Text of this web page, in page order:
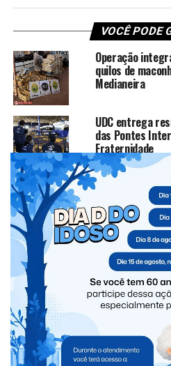
VOCÊ PODE
Operação
quilos de
Medianeira
UDC entrega
das Pontes
Fraternidade
Governo
Multivacinação
adolescentes
Operação
encontra
clandestina
Vereadoras são
medicamentos
oficial da
Suspeitos de
eleições de
Paraná